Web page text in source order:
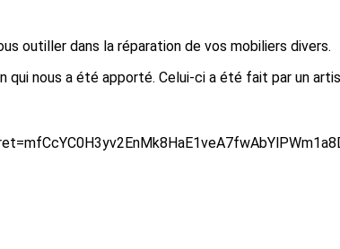
outiller dans la réparation de vos mobiliers divers.
qui nous a été apporté. Celui-ci a été fait par un